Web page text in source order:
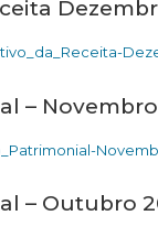
–
– Outubro